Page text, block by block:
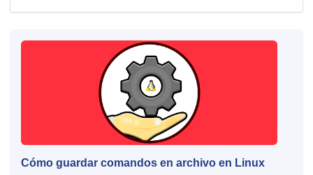
Cómo guardar comandos en archivo en Linux